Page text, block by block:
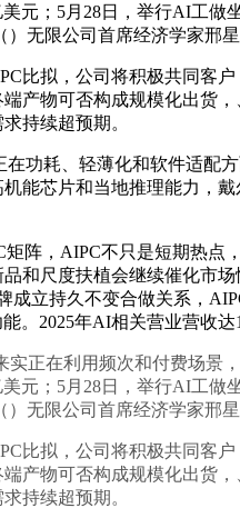
元；5月28日，举行AI工
无限公司首席经济学家邢
拟，公司将积极共同客
产物可否构成规模化出
持续超预期。
耗、轻薄化和软件适配
芯片和当地推理能力，
，AIPC不只是短期热点
和尺度扶植会继续催化市
成立持久不变合做关系，
2025年AI相关营业营收达
在利用频次和付费场景
元；5月28日，举行AI工
无限公司首席经济学家邢
拟，公司将积极共同客
产物可否构成规模化出
持续超预期。